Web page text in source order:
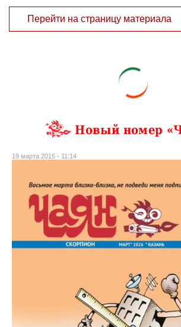
Перейти на страницу материала
Новый номер
19 марта 2015 - 11:14